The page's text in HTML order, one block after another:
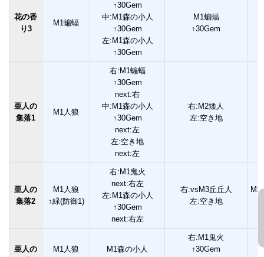
花の香
り3
M1蝙蝠
↑30Gem
中:M1森の小人
↑30Gem
左:M1森の小人
↑30Gem
M1蝙蝠
↑30Gem
亜人の
集落1
M1人狼
右:M1蝙蝠
↑30Gem
next:右
中:M1森の小人
↑30Gem
next:左
左:空き地
next:左
右:M2矮人
左:空き地
亜人の
集落2
M1人狼
↑緑(防御1)
右:M1鬼火
next:右左
左:M1森の小人
↑30Gem
next:右左
右:vsM3丘丘人
左:空き地
M1
亜人の
M1人狼
M1森の小人
右:M1鬼火
↑30Gem